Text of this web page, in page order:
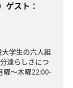
ゲスト：
学生の六人組
達らしさにつ
曜～木曜22:00-